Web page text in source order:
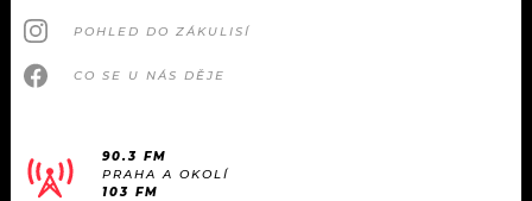
#NEBUDUDOMA
KVÍZY
RÁDIO
APLIKACE
PLAYLIST
SOUTĚŽE
POHLED DO ZÁKULISÍ
CO SE U NÁS DĚJE
90.3 FM
PRAHA A OKOLÍ
103 FM